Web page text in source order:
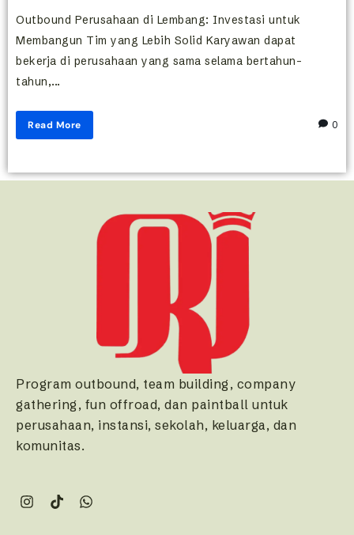
Outbound Perusahaan di Lembang: Investasi untuk
Membangun Tim yang Lebih Solid Karyawan dapat
bekerja di perusahaan yang sama selama bertahun-
tahun,...
Read More 0
Program outbound, team building, company
gathering, fun offroad, dan paintball untuk
perusahaan, instansi, sekolah, keluarga, dan
komunitas.